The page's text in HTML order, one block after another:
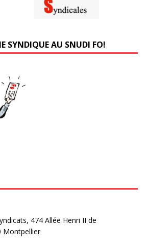
SYNDIQUE AU SNUDI FO!
474 Allée Henri II de
Montpellier